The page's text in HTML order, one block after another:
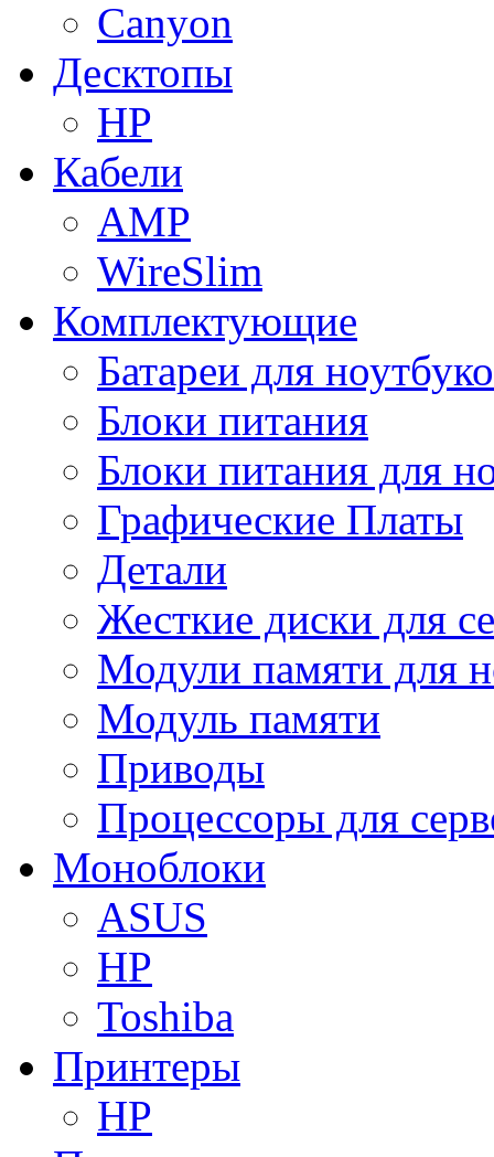
Canyon
Десктопы
HP
Кабели
AMP
WireSlim
Комплектующие
Батареи для
Блоки питания
Блоки питания для
Графические Платы
Детали
Жесткие диски для
Модули памяти для
Модуль памяти
Приводы
Процессоры для
Моноблоки
ASUS
HP
Toshiba
Принтеры
HP